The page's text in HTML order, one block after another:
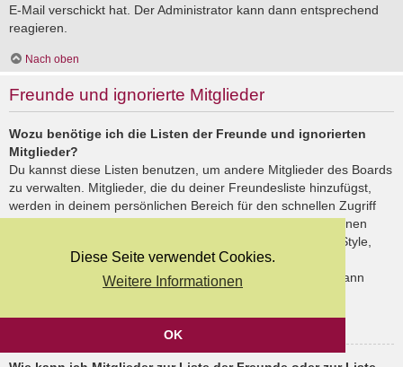
Diese Seite verwendet Cookies.
Weitere Informationen
OK
E-Mail verschickt hat. Der Administrator kann dann entsprechend
reagieren.
Nach oben
Freunde und ignorierte Mitglieder
Wozu benötige ich die Listen der Freunde und ignorierten
Mitglieder?
Du kannst diese Listen benutzen, um andere Mitglieder des Boards
zu verwalten. Mitglieder, die du deiner Freundesliste hinzufügst,
werden in deinem persönlichen Bereich für den schnellen Zugriff
aufgelistet. Du siehst dort deren Onlinestatus und kannst ihnen
schnell eine Private Nachricht senden. Abhängig von dem Style,
den du verwendest, können Beiträge deiner Freunde auch
hervorgehoben sein. Wenn du einen Benutzer ignorierst, dann